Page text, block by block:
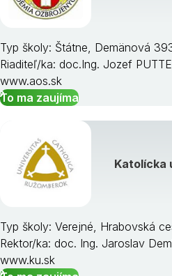
Typ školy: Štátne, Demänová
Riaditeľ/ka: doc.Ing. Jozef
www.aos.sk
To ma zaujíma
Katolícka
Typ školy: Verejné, Hrabovská
Rektor/ka: doc. Ing. Jaroslav
www.ku.sk